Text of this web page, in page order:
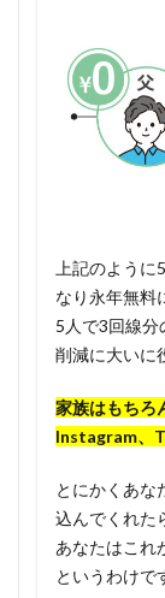
上記のよう
なり永年無料
5人で3回線分
削減に大いに
家族はもち
Instagram、
とにかくあな
込んでくれた
あなたはこれ
というわけで